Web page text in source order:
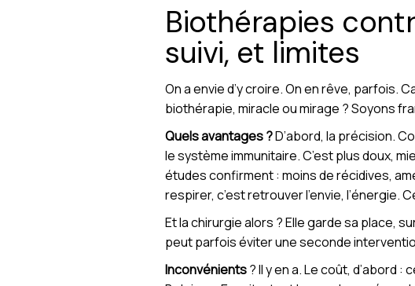
Biothérapies
suivi, et limites
On a envie d’y croire. On en rêve, parfois.
biothérapie, miracle ou mirage ? Soyons
Quels avantages ?D’abord, la précision.
le système immunitaire. C’est plus doux,
études confirment : moins de récidives,
respirer, c’est retrouver l’envie, l’énergie.
Et la chirurgie alors ? Elle garde sa place,
peut parfois éviter une seconde
Inconvénients? Il y en a. Le coût, d’abord